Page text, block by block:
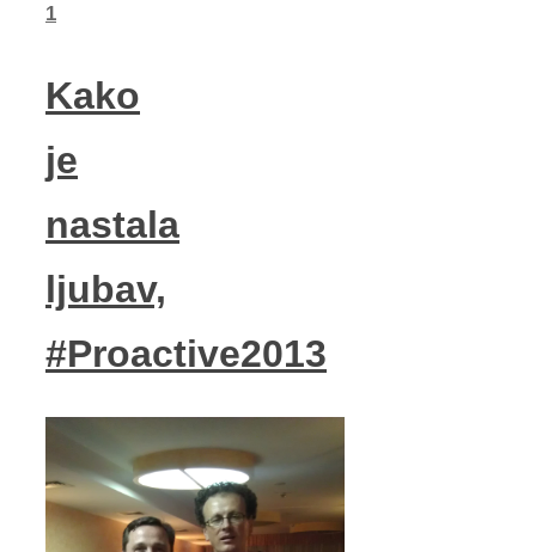
1
Kako
je
nastala
ljubav,
#Proactive2013